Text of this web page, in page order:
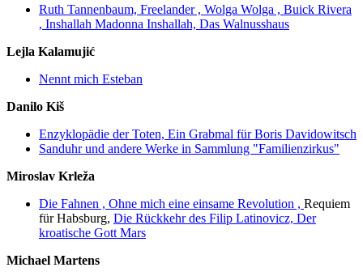
Ruth Tannenbaum, Freelander , Wolga Wolga , Buick Rivera
, Inshallah Madonna Inshallah, Das Walnusshaus
Lejla Kalamujić
Nennt mich Esteban
Danilo Kiš
Enzyklopädie der Toten, Ein Grabmal für Boris Davidowitsch
Sanduhr und andere Werke in Sammlung "Familienzirkus"
Miroslav Krleža
Die Fahnen , Ohne mich eine einsame Revolution , Requiem
für Habsburg, Die Rückkehr des Filip Latinovicz, Der
kroatische Gott Mars
Michael Martens